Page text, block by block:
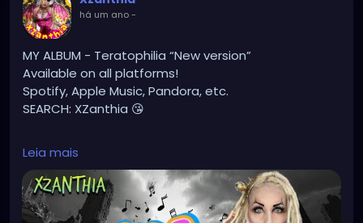
#gothicstyle#gothgoth
#gothicgirl
#Dominantwoman
há um ano-
MY ALBUM - Teratophilia “New version”
Available on all platforms!
Spotify, Apple Music, Pandora, etc.
SEARCH: XZanthia 😘
⚠️ Please add
INSTAGRAM.com/xzanthia.official.profile
TikTok.com/@xzanthia.music
Leia mais